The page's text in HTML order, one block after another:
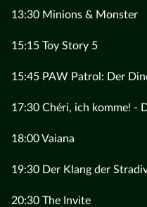
13:30 Minions & Monster
15:15 Toy Story 5
15:45 PAW Patrol: Der
17:30 Chéri, ich komme! -
18:00 Vaiana
19:30 Der Klang der
20:30 The Invite